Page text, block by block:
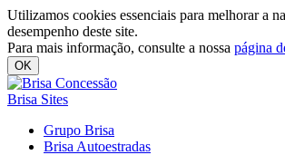
Utilizamos cookies essenciais para melhorar a
desempenho deste site.
Para mais informação, consulte a nossa página
OK
Brisa Sites
Grupo Brisa
Brisa Autoestradas